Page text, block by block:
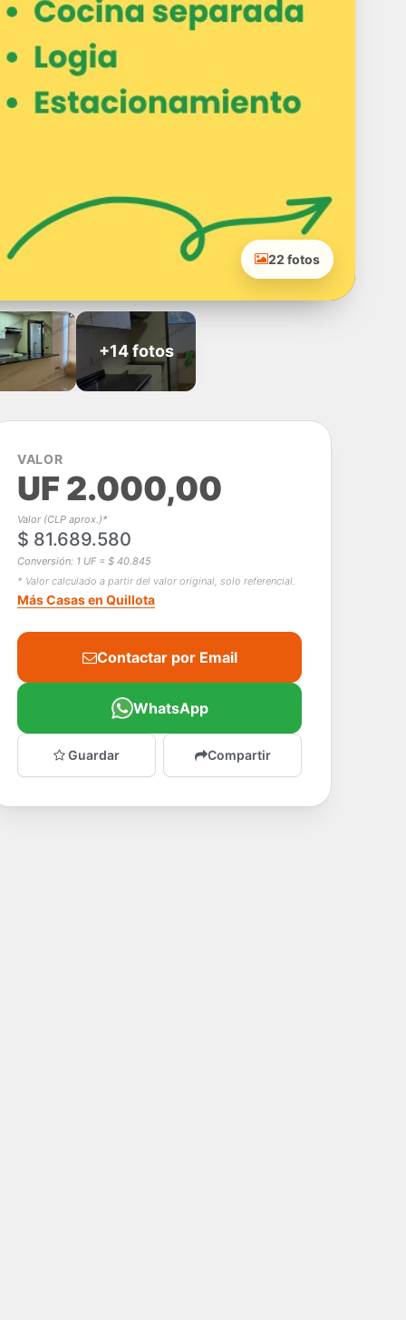
22 fotos
+14 fotos
VALOR
UF 2.000,00
Valor (CLP aprox.)*
$ 81.689.580
Conversión: 1 UF = $ 40.845
* Valor calculado a partir del valor original, solo referencial.
Más Casas en Quillota
Contactar por Email
WhatsApp
Guardar Compartir